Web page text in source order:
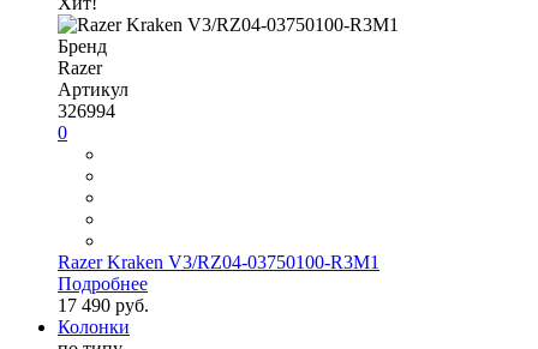
Бренд
Razer
Артикул
326994
0
Razer Kraken V3/RZ04-03750100-R3M1
Подробнее
17 490 руб.
Колонки